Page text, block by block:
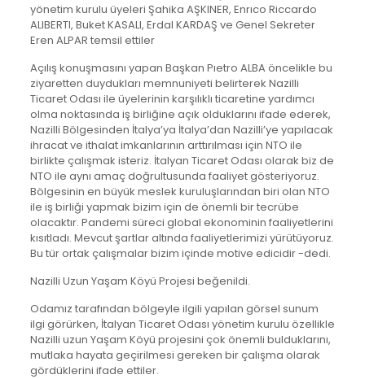
yönetim kurulu üyeleri Şahika AŞKINER, Enrıco Riccardo
ALIBERTI, Buket KASALI, Erdal KARDAŞ ve Genel Sekreter
Eren ALPAR temsil ettiler
Açılış konuşmasını yapan Başkan Pıetro ALBA öncelikle bu
ziyaretten duydukları memnuniyeti belirterek Nazilli
Ticaret Odası ile üyelerinin karşılıklı ticaretine yardımcı
olma noktasında iş birliğine açık olduklarını ifade ederek,
Nazilli Bölgesinden İtalya’ya İtalya’dan Nazilli’ye yapılacak
ihracat ve ithalat imkanlarının arttırılması için NTO ile
birlikte çalışmak isteriz. İtalyan Ticaret Odası olarak biz de
NTO ile aynı amaç doğrultusunda faaliyet gösteriyoruz.
Bölgesinin en büyük meslek kuruluşlarından biri olan NTO
ile iş birliği yapmak bizim için de önemli bir tecrübe
olacaktır. Pandemi süreci global ekonominin faaliyetlerini
kısıtladı. Mevcut şartlar altında faaliyetlerimizi yürütüyoruz.
Bu tür ortak çalışmalar bizim içinde motive edicidir -dedi.
Nazilli Uzun Yaşam Köyü Projesi beğenildi.
Odamız tarafından bölgeyle ilgili yapılan görsel sunum
ilgi görürken, İtalyan Ticaret Odası yönetim kurulu özellikle
Nazilli uzun Yaşam Köyü projesini çok önemli bulduklarını,
mutlaka hayata geçirilmesi gereken bir çalışma olarak
gördüklerini ifade ettiler.